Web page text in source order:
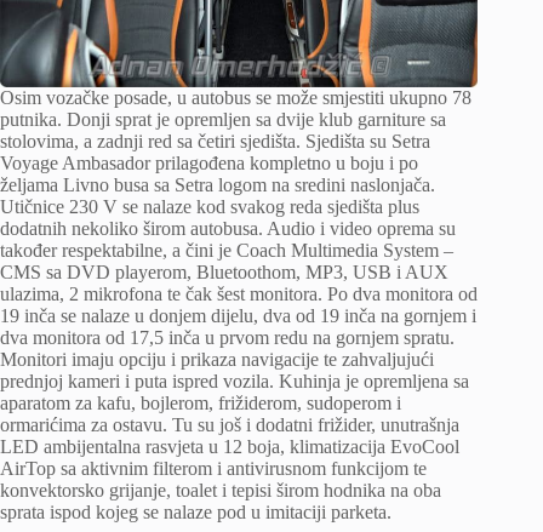
Osim vozačke posade, u autobus se može smjestiti ukupno 78
putnika. Donji sprat je opremljen sa dvije klub garniture sa
stolovima, a zadnji red sa četiri sjedišta. Sjedišta su Setra
Voyage Ambasador prilagođena kompletno u boju i po
željama Livno busa sa Setra logom na sredini naslonjača.
Utičnice 230 V se nalaze kod svakog reda sjedišta plus
dodatnih nekoliko širom autobusa. Audio i video oprema su
također respektabilne, a čini je Coach Multimedia System –
CMS sa DVD playerom, Bluetoothom, MP3, USB i AUX
ulazima, 2 mikrofona te čak šest monitora. Po dva monitora od
19 inča se nalaze u donjem dijelu, dva od 19 inča na gornjem i
dva monitora od 17,5 inča u prvom redu na gornjem spratu.
Monitori imaju opciju i prikaza navigacije te zahvaljujući
prednjoj kameri i puta ispred vozila. Kuhinja je opremljena sa
aparatom za kafu, bojlerom, frižiderom, sudoperom i
ormarićima za ostavu. Tu su još i dodatni frižider, unutrašnja
LED ambijentalna rasvjeta u 12 boja, klimatizacija EvoCool
AirTop sa aktivnim filterom i antivirusnom funkcijom te
konvektorsko grijanje, toalet i tepisi širom hodnika na oba
sprata ispod kojeg se nalaze pod u imitaciji parketa.